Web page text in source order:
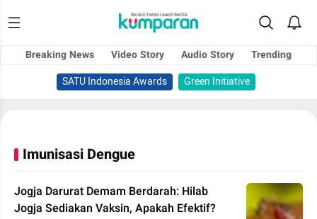
Breaking News Video Story Audio Story
Trending
SATU Indonesia Awards
Green Initiative
Imunisasi Dengue
Jogja Darurat Demam Berdarah: Hilab
Jogja Sediakan Vaksin, Apakah Efektif?